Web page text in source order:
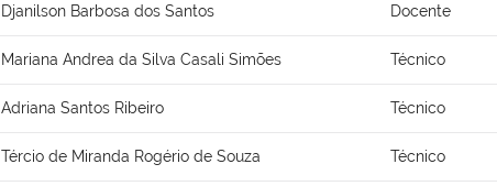
Djanilson Barbosa dos Santos Docente
Mariana Andrea da Silva Casali Simões Técnico
Adriana Santos Ribeiro Técnico
Tércio de Miranda Rogério de Souza Técnico